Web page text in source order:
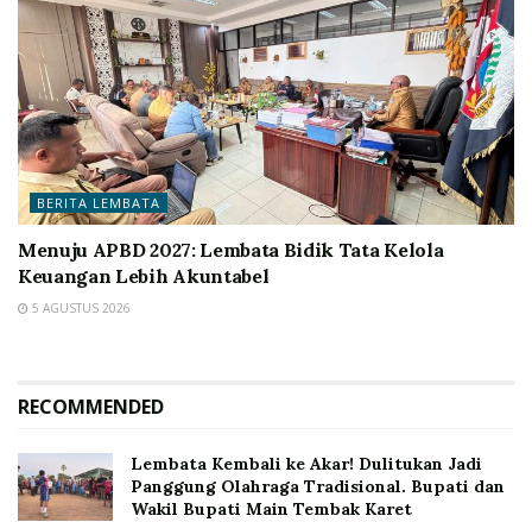
BERITA LEMBATA
Menuju APBD 2027: Lembata Bidik Tata Kelola
Keuangan Lebih Akuntabel
5 AGUSTUS 2026
RECOMMENDED
Lembata Kembali ke Akar! Dulitukan Jadi
Panggung Olahraga Tradisional. Bupati dan
Wakil Bupati Main Tembak Karet